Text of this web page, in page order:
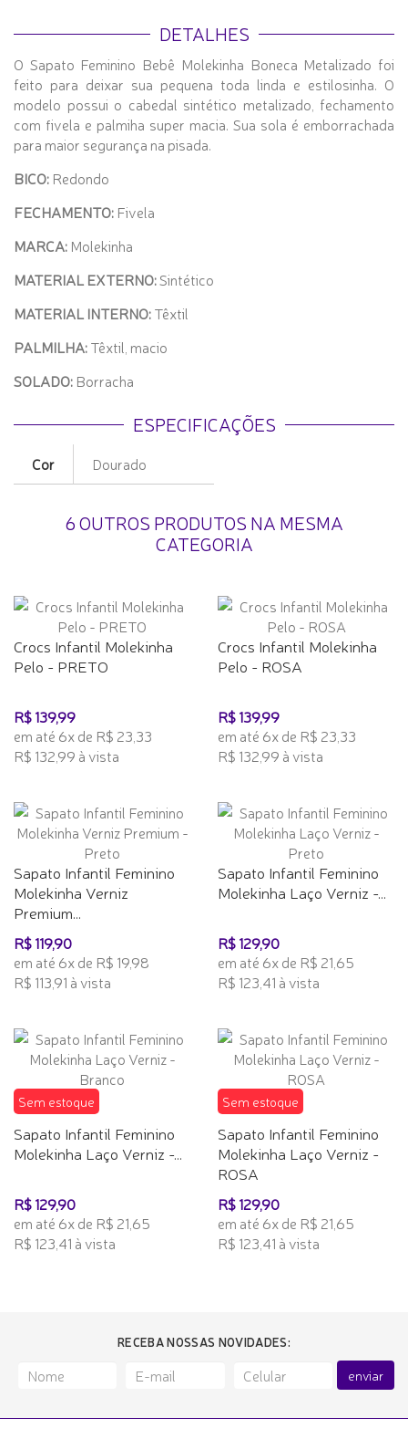
DETALHES
O Sapato Feminino Bebê Molekinha Boneca Metalizado foi
feito para deixar sua pequena toda linda e estilosinha. O
modelo possui o cabedal sintético metalizado, fechamento
com fivela e palmiha super macia. Sua sola é emborrachada
para maior segurança na pisada.
BICO: Redondo
FECHAMENTO: Fivela
MARCA: Molekinha
MATERIAL EXTERNO:Sintético
MATERIAL INTERNO:Têxtil
PALMILHA:Têxtil, macio
SOLADO: Borracha
ESPECIFICAÇÕES
Cor Dourado
6 OUTROS PRODUTOS NA MESMA
CATEGORIA
Crocs Infantil Molekinha
Pelo - PRETO
R$ 139,99
em até 6x de R$ 23,33
R$ 132,99 à vista
Crocs Infantil Molekinha
Pelo - ROSA
R$ 139,99
em até 6x de R$ 23,33
R$ 132,99 à vista
Sapato Infantil Feminino
Molekinha Verniz
Premium...
R$ 119,90
em até 6x de R$ 19,98
R$ 113,91 à vista
Sapato Infantil Feminino
Molekinha Laço Verniz -...
R$ 129,90
em até 6x de R$ 21,65
R$ 123,41 à vista
Sem estoque
Sapato Infantil Feminino
Molekinha Laço Verniz -...
R$ 129,90
em até 6x de R$ 21,65
R$ 123,41 à vista
Sem estoque
Sapato Infantil Feminino
Molekinha Laço Verniz -
ROSA
R$ 129,90
em até 6x de R$ 21,65
R$ 123,41 à vista
RECEBA NOSSAS NOVIDADES:
enviar